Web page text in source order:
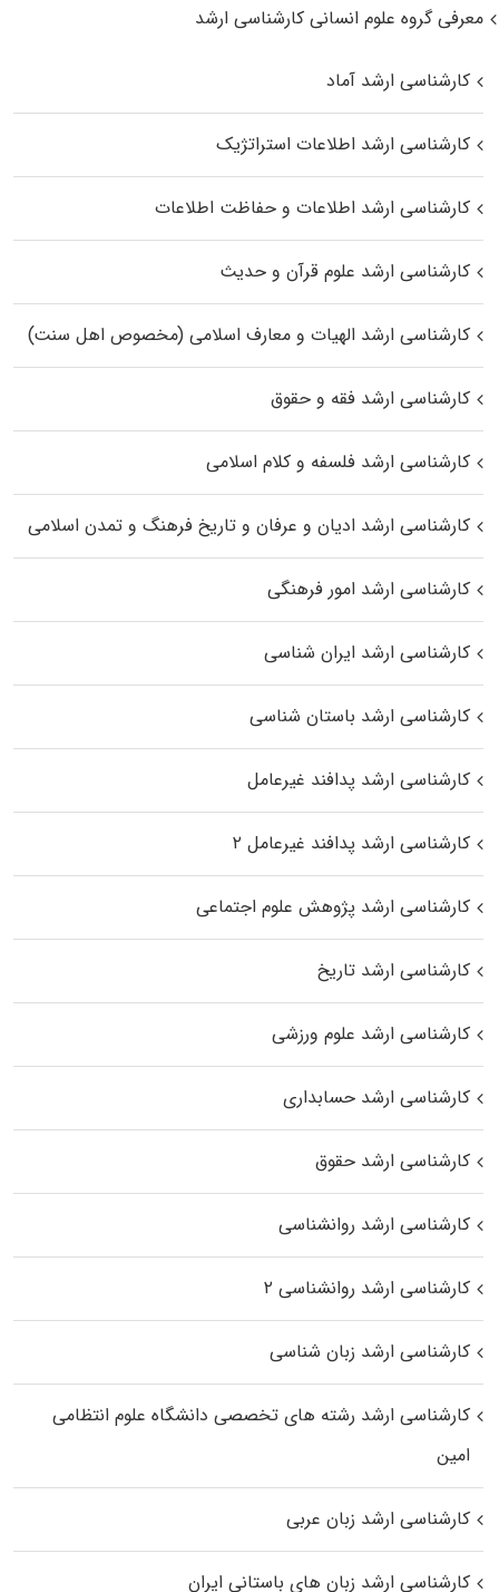
معرفی گروه علوم انسانی کارشناسی ارشد
کارشناسی ارشد آماد
کارشناسی ارشد اطلاعات استراتژیک
کارشناسی ارشد اطلاعات و حفاظت اطلاعات
کارشناسی ارشد علوم قرآن و حدیث
کارشناسی ارشد الهیات و معارف اسلامی (مخصوص اهل سنت)
کارشناسی ارشد فقه و حقوق
کارشناسی ارشد فلسفه و کلام اسلامی
کارشناسی ارشد ادیان و عرفان و تاریخ فرهنگ و تمدن اسلامی
کارشناسی ارشد امور فرهنگی
کارشناسی ارشد ایران شناسی
کارشناسی ارشد باستان شناسی
کارشناسی ارشد پدافند غیرعامل
کارشناسی ارشد پدافند غیرعامل ۲
کارشناسی ارشد پژوهش علوم اجتماعی
کارشناسی ارشد تاریخ
کارشناسی ارشد علوم ورزشی
کارشناسی ارشد حسابداری
کارشناسی ارشد حقوق
کارشناسی ارشد روانشناسی
کارشناسی ارشد روانشناسی ۲
کارشناسی ارشد زبان شناسی
کارشناسی ارشد رﺷﺘﻪ ﻫﺎی تخصصی داﻧﺸﮕﺎه ﻋﻠﻮم انتظامی
اﻣﻴﻦ
کارشناسی ارشد زبان عربی
کارشناسی ارشد زبان‌ های باستانی ایران